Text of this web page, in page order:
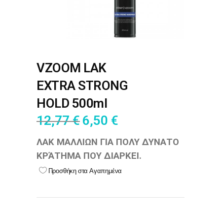
VZOOM LAK
EXTRA STRONG
HOLD 500ml
12,77€ 6,50 €
ΛΑΚ ΜΑΛΛΙΩΝ ΓΙΑ ΠΟΛΥ ΔΥΝΑΤΟ
ΚΡΆΤΗΜΑ ΠΟΥ ΔΙΑΡΚΕΙ.
Προσθήκη στα Αγαπημένα